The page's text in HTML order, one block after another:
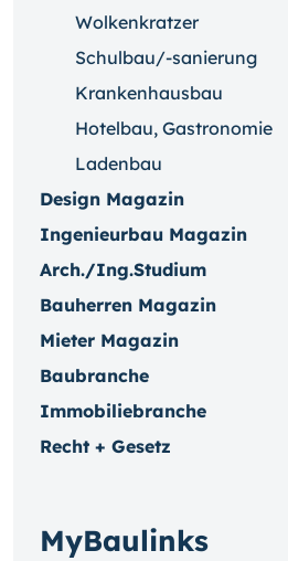
Wolkenkratzer
Schulbau/-sanierung
Krankenhausbau
Hotelbau, Gastronomie
Ladenbau
Design Magazin
Ingenieurbau Magazin
Arch./Ing.Studium
Bauherren Magazin
Mieter Magazin
Baubranche
Immobiliebranche
Recht + Gesetz
MyBaulinks